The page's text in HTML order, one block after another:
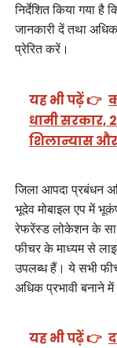
निर्देशित किया गया
जानकारी दें तथा
प्रेरित करें।
यह भी पढ़ें 👉
धामी सरकार,
शिलान्यास
जिला आपदा प्रबंधन
भूदेव मोबाइल एप में
रेफरेंस्ड लोकेशन के
फीचर के माध्यम से
उपलब्ध हैं। ये सभी
अधिक प्रभावी बनाने
यह भी पढ़ें 👉